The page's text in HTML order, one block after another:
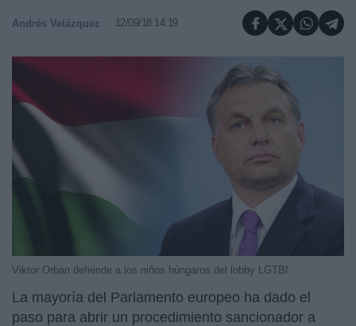
Andrés Velázquez 12/09/18 14:19
Viktor Orban defiende a los niños húngaros del lobby LGTBI
La mayoría del Parlamento europeo ha dado el
paso para abrir un procedimiento sancionador a